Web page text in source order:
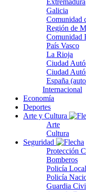
Extremadura
Galicia
Comunidad
Región de
Comunidad
País Vasco
La Rioja
Ciudad
Ciudad
España
Internacional
Economía
Deportes
Arte y Cultura
Arte
Cultura
Seguridad
Protección
Bomberos
Policía Local
Policía
Guardia